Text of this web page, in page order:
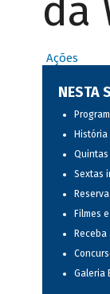
da
Ações
NESTA
História
Quintas
Sextas
Filmes
Galeria